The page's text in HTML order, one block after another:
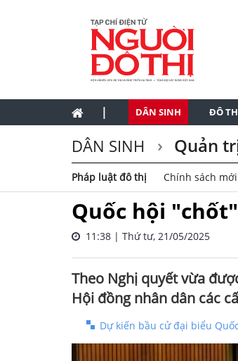
| DÂN SINH ĐÔ
DÂN SINH Quản
Pháp luật đô thị Chính sách mới
Quốc hội
11:38 | Thứ tư, 21/05/2025
Theo Nghị quyết vừa
Hội đồng nhân dân các
Dự kiến bầu cử đại biểu